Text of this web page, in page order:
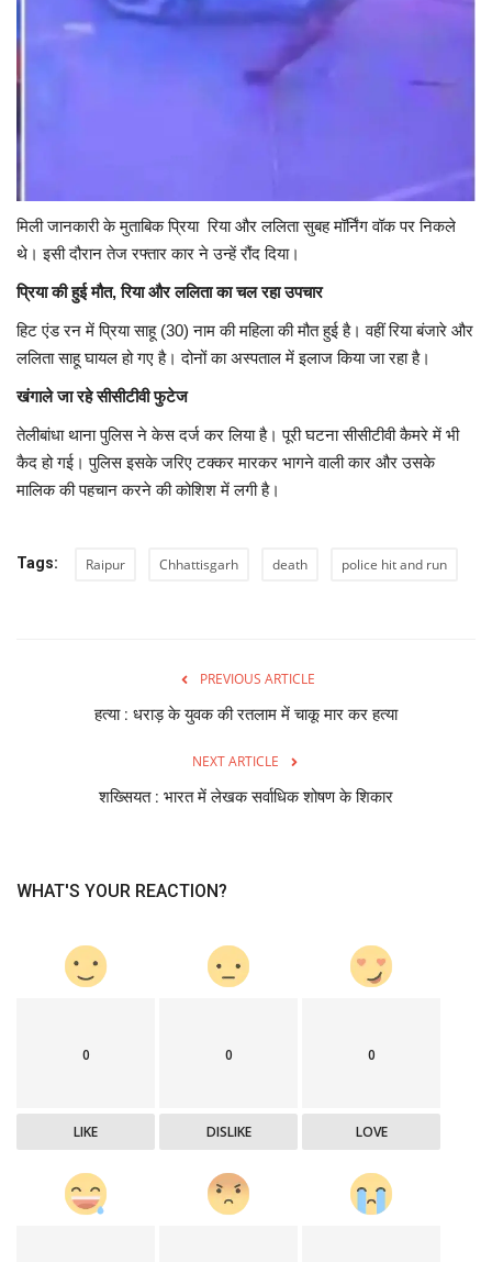
मिली जानकारी के मुताबिक प्रिया रिया और ललिता सुबह मॉर्निंग वॉक पर निकले
थे। इसी दौरान तेज रफ्तार कार ने उन्हें रौंद दिया।
प्रिया की हुई मौत, रिया और ललिता का चल रहा उपचार
हिट एंड रन में प्रिया साहू (30) नाम की महिला की मौत हुई है। वहीं रिया बंजारे और
ललिता साहू घायल हो गए है। दोनों का अस्पताल में इलाज किया जा रहा है।
खंगाले जा रहे सीसीटीवी फुटेज
तेलीबांधा थाना पुलिस ने केस दर्ज कर लिया है। पूरी घटना सीसीटीवी कैमरे में भी
कैद हो गई। पुलिस इसके जरिए टक्कर मारकर भागने वाली कार और उसके
मालिक की पहचान करने की कोशिश में लगी है।
Tags: Raipur Chhattisgarh death police hit and run
PREVIOUS ARTICLE
हत्या : धराड़ के युवक की रतलाम में चाकू मार कर हत्या
NEXT ARTICLE
शख्सियत : भारत में लेखक सर्वाधिक शोषण के शिकार
WHAT'S YOUR REACTION?
0
LIKE
0
DISLIKE
0
LOVE